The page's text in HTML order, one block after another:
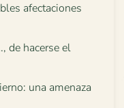
afectaciones
de hacerse el
una amenaza